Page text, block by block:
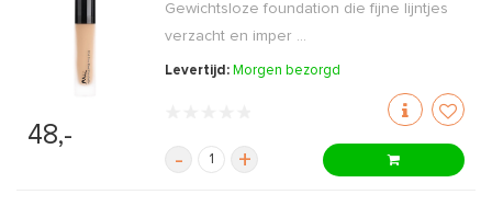
48,-
Gewichtsloze foundation die fijne lijntjes
verzacht en imper ...
Levertijd: Morgen bezorgd
- +